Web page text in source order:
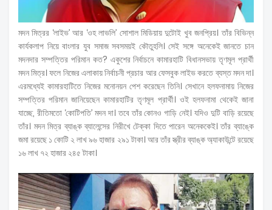
মদন মিত্রর ‘লাইভ’ আর ‘ওহ লাভলি’ সোশাল মিডিয়ায় দুটোই খুব জনপ্রিয়। তাঁর বিভিন্ন
কার্যকলাপ নিয়ে বাংলার যুব সমাজ সবসময়ই কৌতুহলি। সেই সঙ্গে অনেকেই জানতে চান
মদনদার সম্পত্তির পরিমান কত? একুশের নির্বাচনে কামারহাটি বিধানসভায় তৃণমূল প্রার্থী
মদন মিত্র। ফলে নিজের এলাকায় নির্বাচনী প্রচার আর ফেসবুক লাইভ করতে ব্যস্ত মদন দা।
এরমধ্যেই কামারহাটিতে নিজের মনোনয়ন পেশ করেছেন তিনি। সেখানে হলফনামায় নিজের
সম্পত্তির পরিমান জানিয়েছেন কামারহাটির তৃণমূল প্রার্থী। ওই হলফনামা থেকেই জানা
যাচ্ছে, রীতিমতো ‘কোটিপতি’ মদন দা। তবে তাঁর কোনও গাড়ি নেই। যদিও দুটি বাড়ি রয়েছে
তাঁর। মদন মিত্র ব্যাঙ্ক ব্যালেন্সের নিরীখে টেক্কা দিতে পারেন অনেককেই। তাঁর ব্যাঙ্কে
জমা রয়েছে ১ কোটি ২ লাখ ৯৬ হাজার ২৯১ টাকা। আর তাঁর স্ত্রীর ব্যাঙ্ক অ্যাকাউন্টে রয়েছে
১৬ লাখ ৭২ হাজার ২৪৫ টাকা।